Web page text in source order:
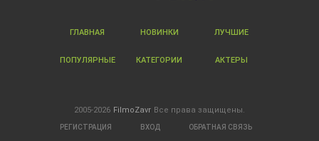
ГЛАВНАЯ НОВИНКИ ЛУЧШИЕ
ПОПУЛЯРНЫЕ КАТЕГОРИИ АКТЕРЫ
2005-2026 FilmoZavr Все права защищены.
РЕГИСТРАЦИЯ ВХОД ОБРАТНАЯ СВЯЗЬ